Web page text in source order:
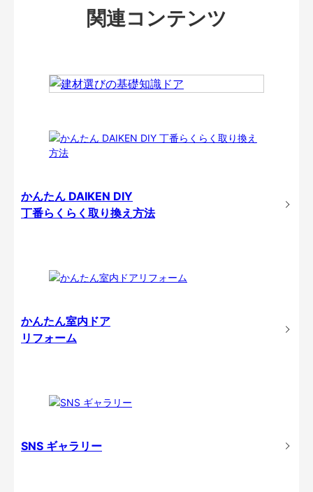
関連コンテンツ
かんたん DAIKEN DIY
丁番らくらく取り換え方法
かんたん室内ドア
リフォーム
SNS ギャラリー